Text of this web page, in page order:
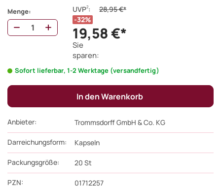
Anbieter: Trommsdorff GmbH & Co. KG
Darreichungsform: Kapseln
Packungsgröße: 20 St
PZN: 01712257
Menge: UVP2: 28,95 €*
19,58 €*
Sie
sparen:
32%
Sofort lieferbar, 1-2 Werktage (versandfertig)
In den Warenkorb